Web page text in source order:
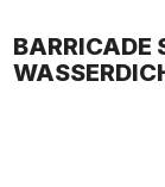
BARRICADE